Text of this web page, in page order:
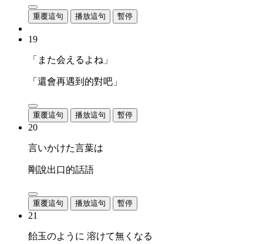
重覆這句 播放這句 暫停
19
「また会えるよね」
「還會再遇到的對吧」
重覆這句 播放這句 暫停
20
言いかけた言葉は
剛說出口的話語
重覆這句 播放這句 暫停
21
飴玉のように 溶けて無くなる